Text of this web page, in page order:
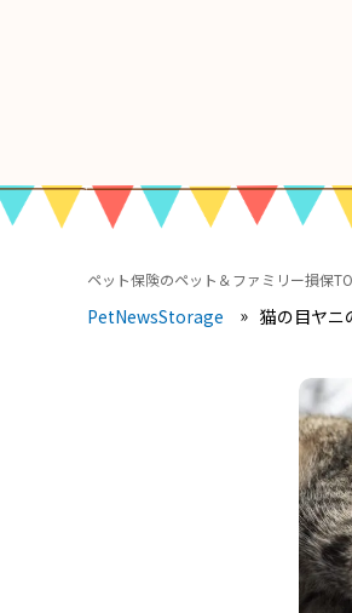
ペット保険のペット＆ファミリー損保
PetNewsStorage 猫の目ヤニ